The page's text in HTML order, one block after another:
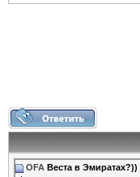
OFA Веста в Эмиратах?))